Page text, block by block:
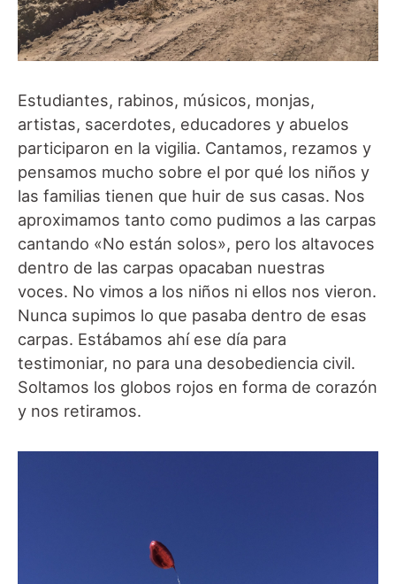
Estudiantes, rabinos, músicos, monjas,
artistas, sacerdotes, educadores y abuelos
participaron en la vigilia. Cantamos, rezamos y
pensamos mucho sobre el por qué los niños y
las familias tienen que huir de sus casas. Nos
aproximamos tanto como pudimos a las carpas
cantando «No están solos», pero los altavoces
dentro de las carpas opacaban nuestras
voces. No vimos a los niños ni ellos nos vieron.
Nunca supimos lo que pasaba dentro de esas
carpas. Estábamos ahí ese día para
testimoniar, no para una desobediencia civil.
Soltamos los globos rojos en forma de corazón
y nos retiramos.